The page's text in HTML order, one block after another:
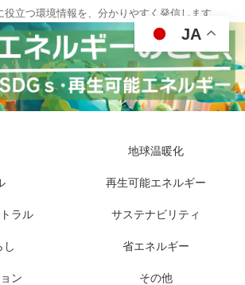
役立つ環境情報を、分かりやすく発信します
地球温暖化
再生可能エネルギー
ラル サステナビリティ
し 省エネルギー
ン その他
JA